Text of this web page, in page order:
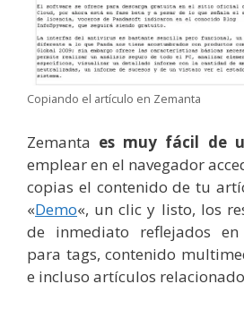
Copiando el artículo en Zemanta
Zemanta es muy fácil de
emplear en el navegador
copias el contenido de tu
«Demo«, un clic y listo, los
de inmediato reflejados en
para tags, contenido
e incluso artículos